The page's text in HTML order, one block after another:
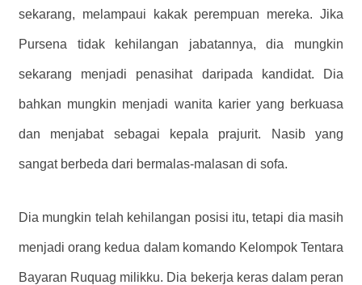
sekarang, melampaui kakak perempuan mereka. Jika
Pursena tidak kehilangan jabatannya, dia mungkin
sekarang menjadi penasihat daripada kandidat. Dia
bahkan mungkin menjadi wanita karier yang berkuasa
dan menjabat sebagai kepala prajurit. Nasib yang
sangat berbeda dari bermalas-malasan di sofa.
Dia mungkin telah kehilangan posisi itu, tetapi dia masih
menjadi orang kedua dalam komando Kelompok Tentara
Bayaran Ruquag milikku. Dia bekerja keras dalam peran